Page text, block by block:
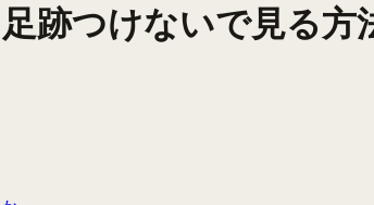
跡つけないで見る方